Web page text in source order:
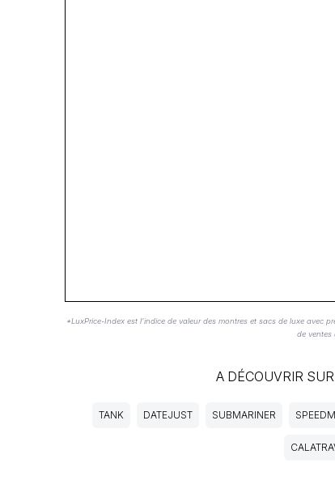
*LuxPrice-Index est l'indice de valeur des montres et sacs de luxe avec
de ventes
A DÉCOUVRIR
TANK DATEJUST SUBMARINER